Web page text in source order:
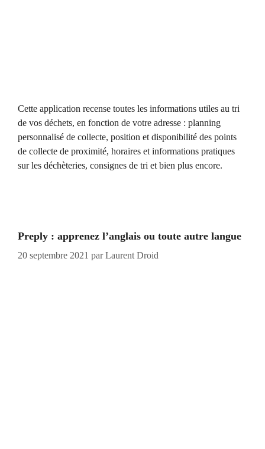
Cette application recense toutes les informations utiles au tri
de vos déchets, en fonction de votre adresse : planning
personnalisé de collecte, position et disponibilité des points
de collecte de proximité, horaires et informations pratiques
sur les déchèteries, consignes de tri et bien plus encore.
Preply : apprenez l’anglais ou toute autre langue
20 septembre 2021 parLaurent Droid